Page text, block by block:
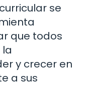
se
que todos
y crecer en
a sus